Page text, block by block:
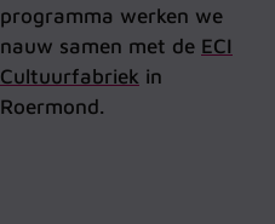
programma werken we
nauw samen met de ECI
Cultuurfabriek in
Roermond.